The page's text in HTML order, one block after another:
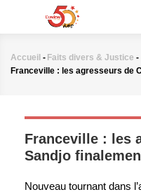
principal
Fil
Accueil - Faits divers & Justice -
Franceville : les agresseurs de
Franceville : les
Sandjo
Nouveau tournant dans